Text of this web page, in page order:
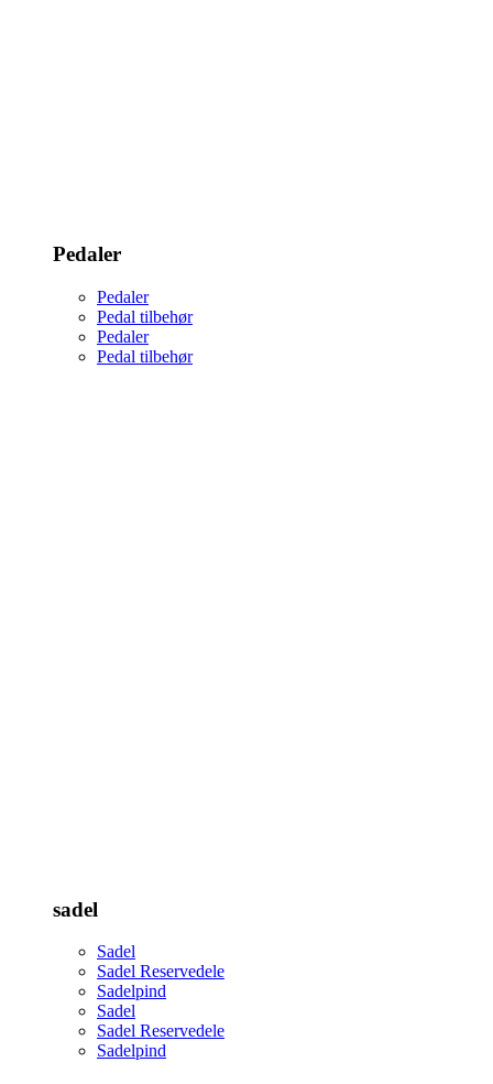
Pedaler
Pedaler
Pedal tilbehør
Pedaler
Pedal tilbehør
sadel
Sadel
Sadel Reservedele
Sadelpind
Sadel
Sadel Reservedele
Sadelpind